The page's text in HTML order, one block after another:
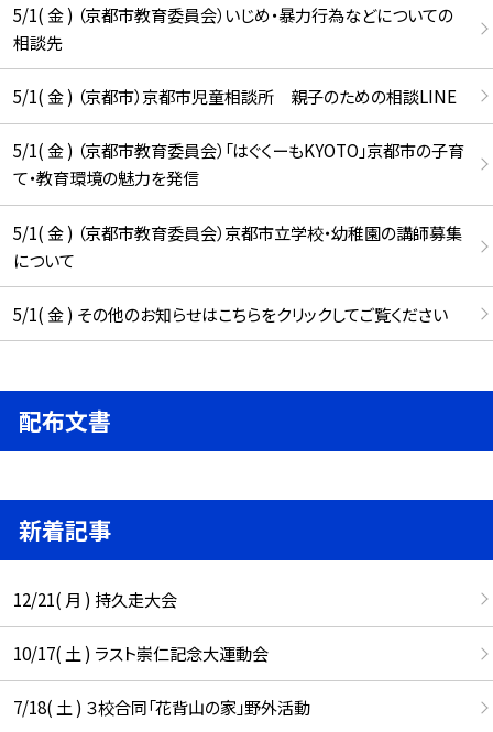
5/1( 金 ) （京都市教育委員会）いじめ・暴力行為などについての
相談先
5/1( 金 ) （京都市）京都市児童相談所 親子のための相談LINE
5/1( 金 ) （京都市教育委員会）「はぐくーもKYOTO」京都市の子育
て・教育環境の魅力を発信
5/1( 金 ) （京都市教育委員会）京都市立学校・幼稚園の講師募集
について
5/1( 金 ) その他のお知らせはこちらをクリックしてご覧ください
配布文書
新着記事
12/21( 月 ) 持久走大会
10/17( 土 ) ラスト崇仁記念大運動会
7/18( 土 ) ３校合同「花背山の家」野外活動